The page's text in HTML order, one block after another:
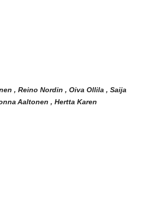
, Reino Nordin , Oiva Ollila , Saija
Aaltonen , Hertta Karen